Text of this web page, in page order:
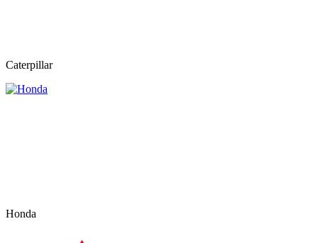
Caterpillar
Honda